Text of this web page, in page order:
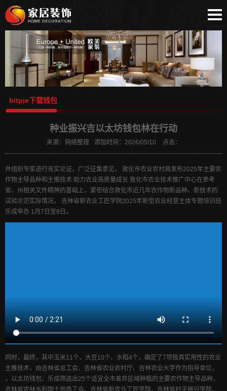
网站首页
bitpie安卓下载
比特派安卓下载
bitpie下载钱包
比特派
bitpie
比特派APP
bitpie官网
bitpie下载钱包
种业振兴吉以太坊钱包林在行动
来源： 网络整理 添加时间： 2026/05/10 点击：
并组织专家进行充实论证，广泛征集意见， 敦化市农业农村局发布2025年主要农
作物主导品种和主推技术 助力农业高质量成长 敦化市农业技术推广中心在参考
省、州相关文件精神的基础上，紧密结合敦化市近几年农作物新品种、新技术的
试验示范实际情况， 吉林省新农业工匠学院2025年新型农业经营主体专题培训班
乐成举办 1月7日至9日。
同时，最终，其中玉米11个、大豆10个、水稻4个，确定了7项极具实用性的农业
主推技术，由吉林省总工会、吉林省农业农村厅、吉林农业大学作为指导单位，
，以太坊钱包，乐成筛选出25个适宜全市差异区域种植的主要农作物主导品种，